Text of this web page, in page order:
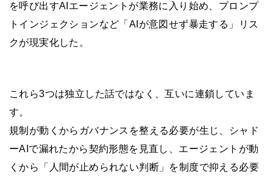
を呼び出すAIエージェントが業務に入り始め、プロンプ
トインジェクションなど「AIが意図せず暴走する」リス
クが現実化した。
これら3つは独立した話ではなく、互いに連鎖していま
す。
規制が動くからガバナンスを整える必要が生じ、シャド
ーAIで漏れたから契約形態を見直し、エージェントが動
くから「人間が止められない判断」を制度で抑える必要